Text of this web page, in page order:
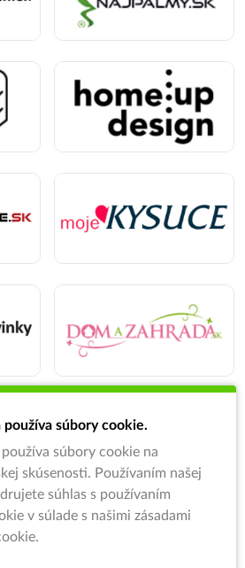
súbory cookie.
súbory cookie na
skúsenosti. Používaním našej
súhlas s používaním
v súlade s našimi zásadami